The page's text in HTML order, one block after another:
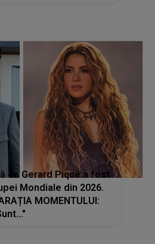
ce Gerard Piqué a fost
Mondiale din 2026.
MOMENTULUI: